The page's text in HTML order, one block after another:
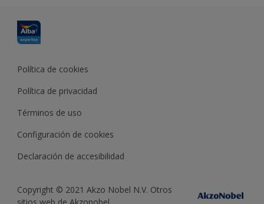
Política de cookies
Política de privacidad
Términos de uso
Configuración de cookies
Declaración de accesibilidad
Copyright © 2021 Akzo Nobel N.V. Otros
sitios web de Akzonobel